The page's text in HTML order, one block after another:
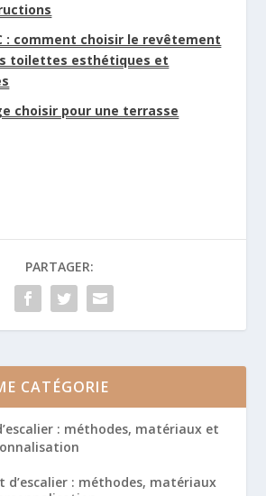
: comment choisir le revêtement
toilettes esthétiques et
choisir pour une terrasse
PARTAGER:
CATÉGORIE
: méthodes, matériaux et